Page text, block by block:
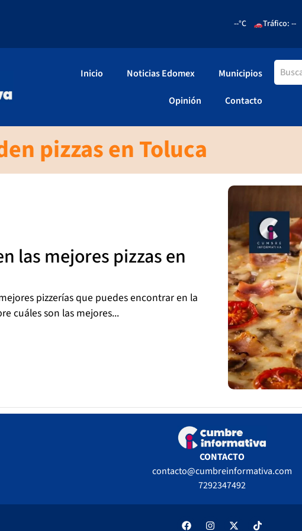
--°C Tráfico: --
Inicio Noticias Edomex Municipios
Opinión Contacto
pizzas en Toluca
las mejores pizzas en
pizzerías que puedes encontrar en la
cuáles son las mejores...
CONTACTO
contacto@cumbreinformativa.com
7292347492